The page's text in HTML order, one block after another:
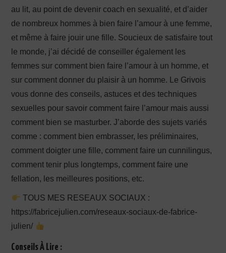
au lit, au point de devenir coach en sexualité, et d’aider
de nombreux hommes à bien faire l’amour à une femme,
et même à faire jouir une fille. Soucieux de satisfaire tout
le monde, j’ai décidé de conseiller également les
femmes sur comment bien faire l’amour à un homme, et
sur comment donner du plaisir à un homme. Le Grivois
vous donne des conseils, astuces et des techniques
sexuelles pour savoir comment faire l’amour mais aussi
comment bien se masturber. J’aborde des sujets variés
comme : comment bien embrasser, les préliminaires,
comment doigter une fille, comment faire un cunnilingus,
comment tenir plus longtemps, comment faire une
fellation, les meilleures positions, etc.
TOUS MES RESEAUX SOCIAUX :
https://fabricejulien.com/reseaux-sociaux-de-fabrice-
julien/
Conseils À Lire :